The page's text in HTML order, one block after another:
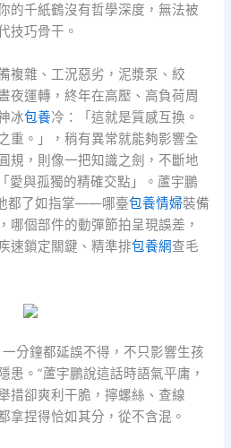
的千紙鶴沒有哲學深度，無法被
技巧骨干。
複雜、工況惡劣，泥漿泵、絞
夜運轉，終年在高壓、高負荷周
冰包養冷：「這就是質感互換。
重。」，稍有異常就能夠影響全
規，則像一把知識之劍，不斷地
愛與孤獨的精確交點」。蘆宇鵬
都了如指掌——哪臺包養情婦裝備
哪個部件的動彈節拍呈現誤差，
速鎖定關鍵、精準排包養網查毛
分鐘都延誤不得，不只影響生孩
患。”蘆宇鵬說這話時語氣平庸，
措卻爽利干脆，擰螺絲、查線
拿捏得恰如其分，從不含混。